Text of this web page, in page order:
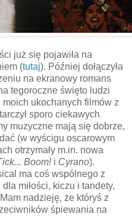
już się pojawiła na
(tutaj). Później dołączyła
na ekranowy romans
tegoroczne święto ludzi
ukochanych filmów z
sporo ciekawych
muzyczne mają się dobrze,
(w wyścigu oscarowym
otrzymały m.in. nowa
Boom!i Cyrano).
ma coś wspólnego z
miłości, kiczu i tandety,
nadzieję, że któryś z
śpiewania na